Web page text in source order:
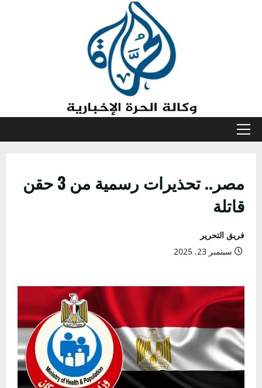
القائمة
مصر.. تحذيرات رسمية من 3 حقن
قاتلة
فريق التحرير
سبتمبر 23, 2025